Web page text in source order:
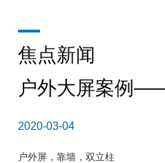
焦点新闻
户外大屏案例
2020-03-04
户外屏，靠墙，双立柱